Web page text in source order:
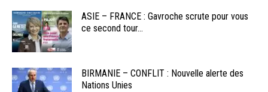
ASIE – FRANCE : Gavroche scrute pour vous
ce second tour...
BIRMANIE – CONFLIT : Nouvelle alerte des
Nations Unies